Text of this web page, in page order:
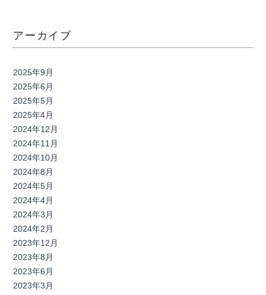
アーカイブ
2025年9月
2025年6月
2025年5月
2025年4月
2024年12月
2024年11月
2024年10月
2024年8月
2024年5月
2024年4月
2024年3月
2024年2月
2023年12月
2023年8月
2023年6月
2023年3月